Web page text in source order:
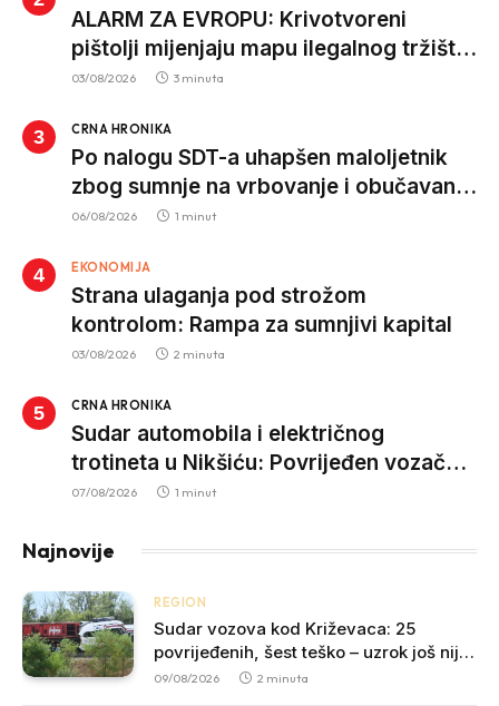
ALARM ZA EVROPU: Krivotvoreni
pištolji mijenjaju mapu ilegalnog tržišta,
istrage ukazuju na proizvodnju van EU
03/08/2026 3 minuta
CRNA HRONIKA
Po nalogu SDT-a uhapšen maloljetnik
zbog sumnje na vrbovanje i obučavanje
za izvršenje terorističkih djela
06/08/2026 1 minut
EKONOMIJA
Strana ulaganja pod strožom
kontrolom: Rampa za sumnjivi kapital
03/08/2026 2 minuta
CRNA HRONIKA
Sudar automobila i električnog
trotineta u Nikšiću: Povrijeđen vozač
trotineta, prebačen u bolnicu
07/08/2026 1 minut
Najnovije
REGION
Sudar vozova kod Križevaca: 25
povrijeđenih, šest teško – uzrok još nije
potvrđen
09/08/2026 2 minuta